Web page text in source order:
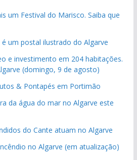
um Festival do Marisco. Saiba que
um postal ilustrado do Algarve
e investimento em 204 habitações.
(domingo, 9 de agosto)
& Pontapés em Portimão
da água do mar no Algarve este
do Cante atuam no Algarve
no Algarve (em atualização)